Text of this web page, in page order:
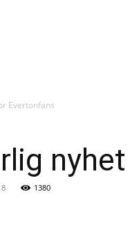
Evertonfans
1380